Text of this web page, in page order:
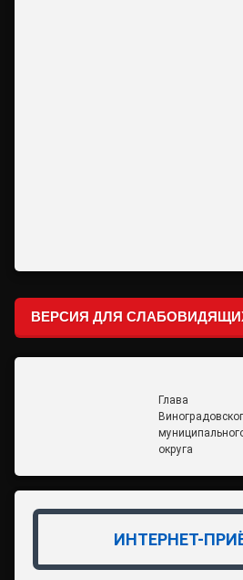
ВЕРСИЯ ДЛЯ
Глава
округа
ИНТЕРНЕТ-